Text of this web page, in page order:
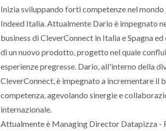
Inizia sviluppando forti competenze nel
Indeed Italia. Attualmente Dario è impegnato
business di CleverConnect in Italia e Spagna
di un nuovo prodotto, progetto nel quale
esperienze pregresse. Dario, all'interno della
CleverConnect, è impegnato a incrementare il
competenza, agevolando sinergie e
internazionale.
Attualmente è Managing Director Datapizza -